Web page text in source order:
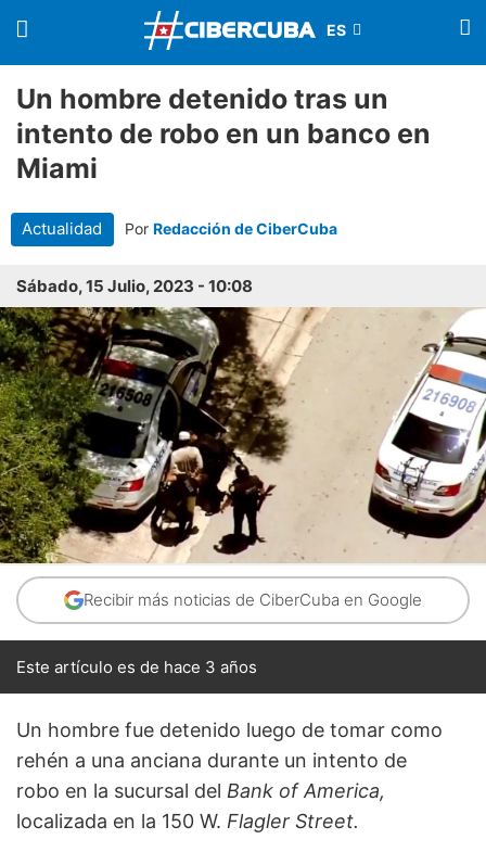
Un hombre detenido tras un
intento de robo en un banco en
Miami
Actualidad Por Redacción de CiberCuba
Sábado, 15 Julio, 2023 - 10:08
Recibir más noticias de CiberCuba en Google
Este artículo es de hace 3 años
Un hombre fue detenido luego de tomar como
rehén a una anciana durante un intento de
robo en la sucursal del Bank of America,
localizada en la 150 W. Flagler Street.